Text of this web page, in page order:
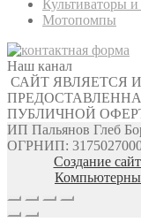
Культиваторы
Мотопомпы
Наш канал
САЙТ ЯВЛЯЕТСЯ
ПУБЛИЧНОЙ
ИП Пальянов Глеб
ОГРНИП:
Создание